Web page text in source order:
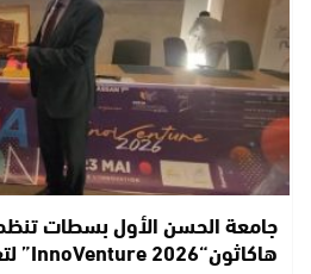
جامعة الحسن الأول بسطات
هاكاثون“InnoVenture 2026” لتعزيز الابتكار…